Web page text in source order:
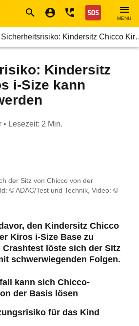
Nothilfe
MENÜ
Sicherheitsrisiko: Kindersitz Chicco
Kindersitz
i-Size kann
• Lesezeit: 2 Min.
der Sitz von Chicco von der
© ADAC/Test und Technik, Video: ©
den Kindersitz Chicco
Kiros i-Size Base zu
Crashtest löste sich der Sitz
schwerwiegenden Folgen.
kann sich Chicco-
der Basis lösen
für das Kind